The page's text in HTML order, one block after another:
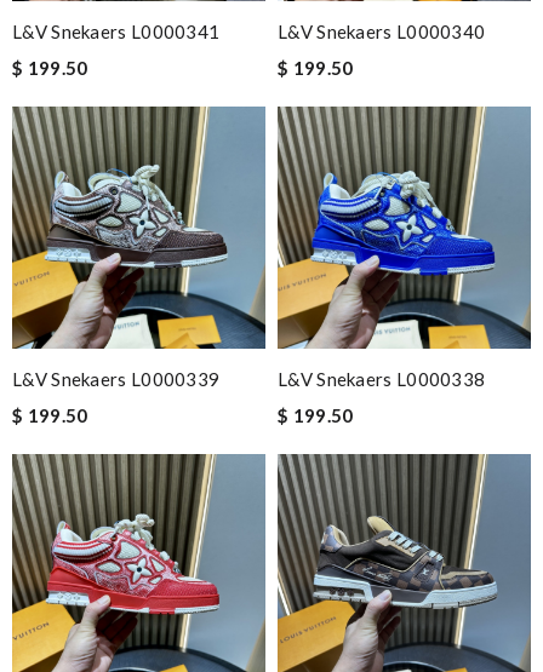
L&V Snekaers L0000341
$ 199.50
L&V Snekaers L0000340
$ 199.50
L&V Snekaers L0000339
$ 199.50
L&V Snekaers L0000338
$ 199.50